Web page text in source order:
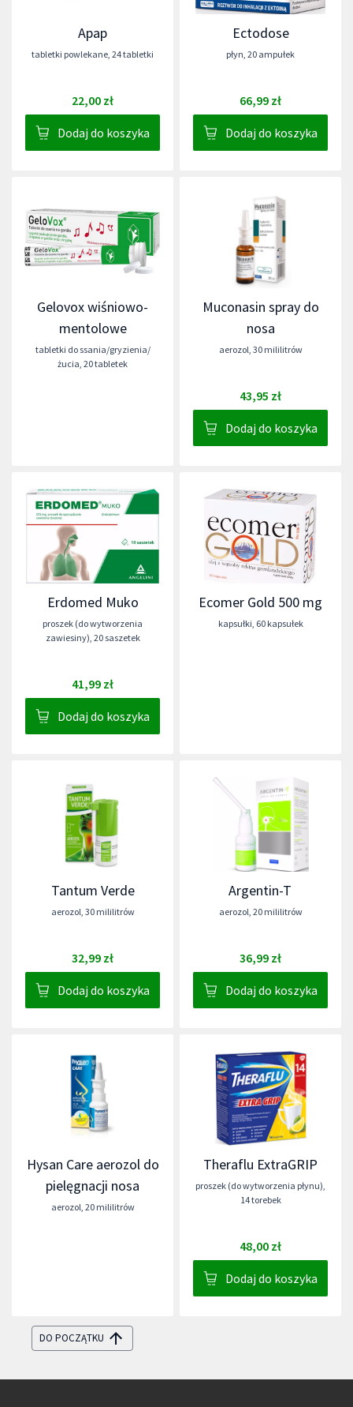
Apap
tabletki powlekane, 24 tabletki
22,00 zł
Dodaj do koszyka
Ectodose
płyn, 20 ampułek
66,99 zł
Dodaj do koszyka
Gelovox wiśniowo-
mentolowe
tabletki do ssania/gryzienia/
żucia, 20 tabletek
Muconasin spray do
nosa
aerozol, 30 mililitrów
43,95 zł
Dodaj do koszyka
Erdomed Muko
proszek (do wytworzenia
zawiesiny), 20 saszetek
41,99 zł
Dodaj do koszyka
Ecomer Gold 500 mg
kapsułki, 60 kapsułek
Tantum Verde
aerozol, 30 mililitrów
32,99 zł
Dodaj do koszyka
Argentin-T
aerozol, 20 mililitrów
36,99 zł
Dodaj do koszyka
Hysan Care aerozol do
pielęgnacji nosa
aerozol, 20 mililitrów
Theraflu ExtraGRIP
proszek (do wytworzenia płynu),
14 torebek
48,00 zł
Dodaj do koszyka
DO POCZĄTKU